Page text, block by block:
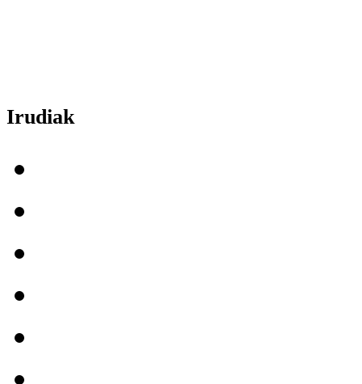
Irudiak